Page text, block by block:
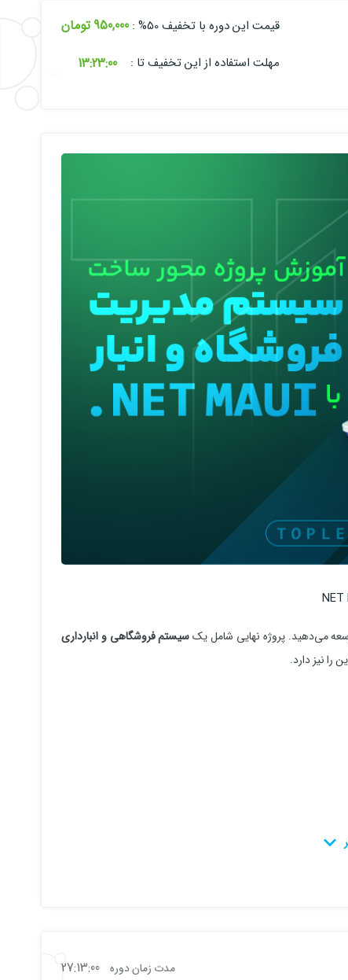
قیمت این دوره با تخفیف 50% : 950,000 تومان
مهلت استفاده از این تخفیف تا : 13:22:59
می‌دهید. پروژه نهایی شامل یکسیستم فروشگاهی و انبارداری
را نیز دارد.
مدت زمان دوره 27:13:00